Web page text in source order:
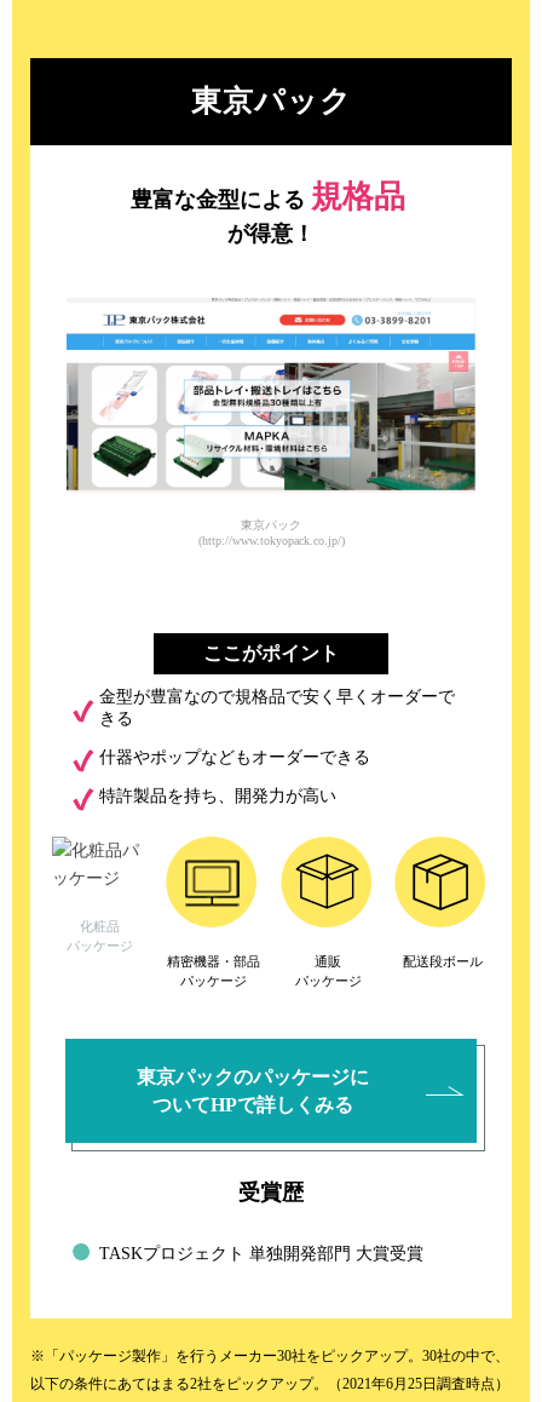
東京パック
豊富な金型による 規格品
が得意！
東京パック
(http://www.tokyopack.co.jp/)
ここがポイント
金型が豊富なので規格品で安く早くオーダーで
きる
什器やポップなどもオーダーできる
特許製品を持ち、開発力が高い
化粧品
パッケージ
精密機器・部品
パッケージ
通販
パッケージ
配送段ボール
東京パックのパッケージに
ついてHPで詳しくみる
受賞歴
TASKプロジェクト 単独開発部門 大賞受賞
※「パッケージ製作」を行うメーカー30社をピックアップ。30社の中で、
以下の条件にあてはまる2社をピックアップ。（2021年6月25日調査時点）